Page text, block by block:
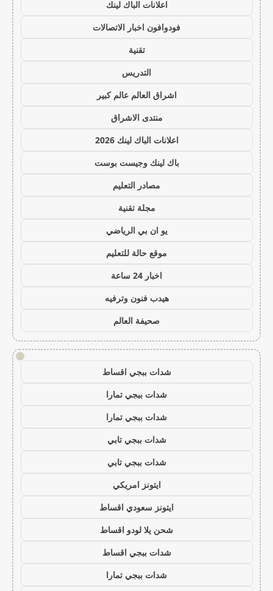
اعلانات الباك لينك
فودوافون اخبار الاتصالات
تقنية
التدريس
اشراق العالم عالم كبير
منتدى الاشراق
اعلانات الباك لينك 2026
باك لينك وجيست بوست
مصادر التعليم
مجلة تقنية
يو ان بي الرياضي
موقع حالة للتعليم
اخبار 24 ساعة
هيدب فنون وترفيه
صحيفة العالم
!
شدات ببجي اقساط
شدات ببجي تمارا
شدات ببجي تمارا
شدات ببجي تابي
شدات ببجي تابي
ايتونز امريكي
ايتونز سعودي اقساط
شحن يلا لودو اقساط
شدات ببجي اقساط
شدات ببجي تمارا